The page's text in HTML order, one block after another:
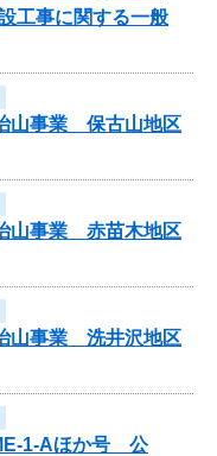
工事に関する一般
山事業 保古山地区
山事業 赤苗木地区
山事業 洗井沢地区
1-Aほか号 公